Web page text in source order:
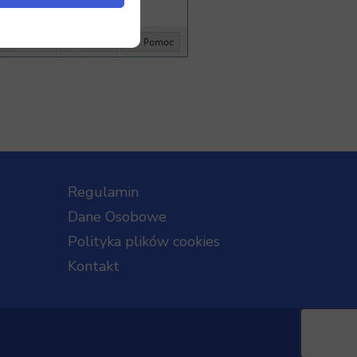
Regulamin
Dane Osobowe
Polityka plików cookies
Kontakt